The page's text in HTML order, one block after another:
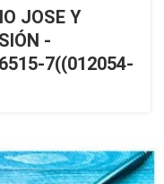
JOSE Y
-
7((012054-